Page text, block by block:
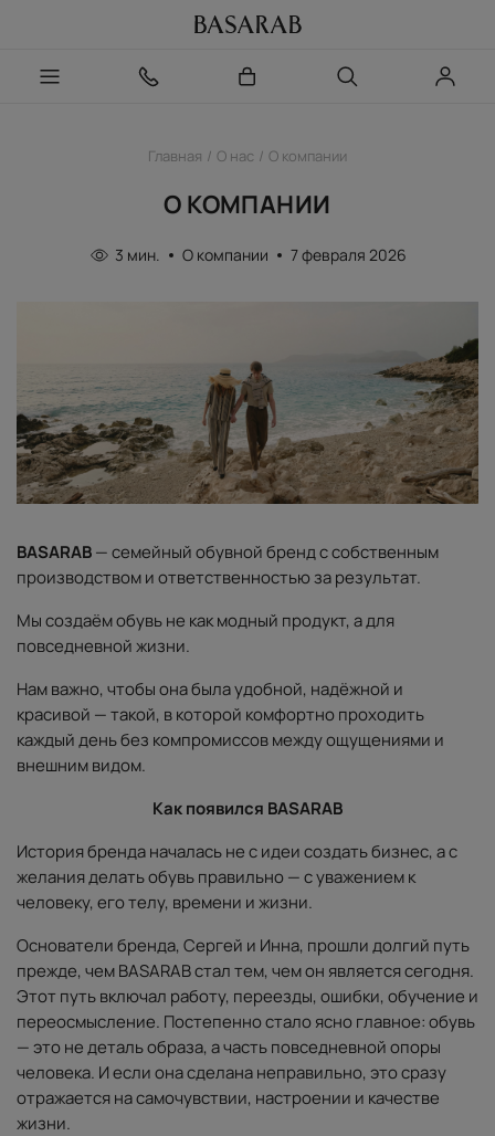
Главная О нас О компании
О КОМПАНИИ
3 мин. О компании 7 февраля 2026
BASARAB— семейный обувной бренд с собственным
производством и ответственностью за результат.
Мы создаём обувь не как модный продукт, а для
повседневной жизни.
Нам важно, чтобы она была удобной, надёжной и
красивой — такой, в которой комфортно проходить
каждый день без компромиссов между ощущениями и
внешним видом.
Как появился BASARAB
История бренда началась не с идеи создать бизнес, а с
желания делать обувь правильно — с уважением к
человеку, его телу, времени и жизни.
Основатели бренда, Сергей и Инна, прошли долгий путь
прежде, чем BASARAB стал тем, чем он является сегодня.
Этот путь включал работу, переезды, ошибки, обучение и
переосмысление. Постепенно стало ясно главное: обувь
— это не деталь образа, а часть повседневной опоры
человека. И если она сделана неправильно, это сразу
отражается на самочувствии, настроении и качестве
жизни.